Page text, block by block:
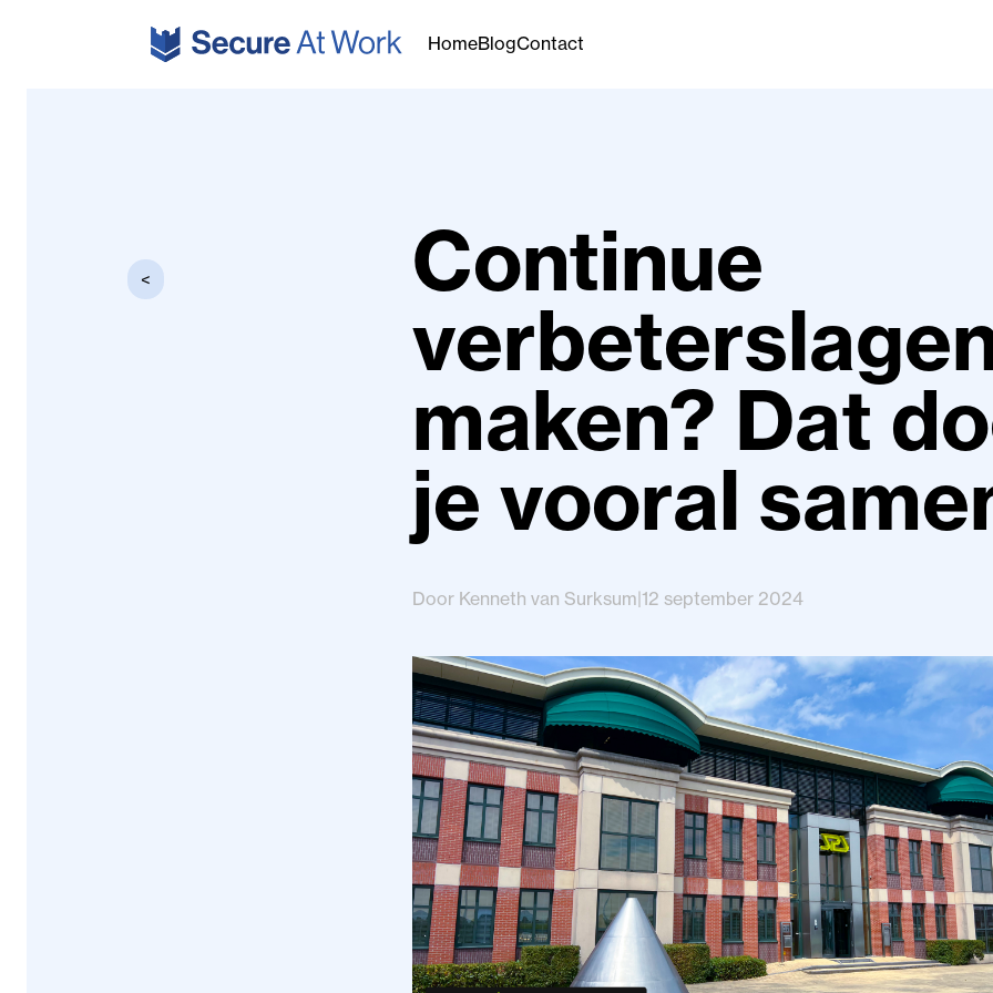
HomeBlogContact
< Continue
maken? Dat
je vooral
Door Kenneth van Surksum 12 september 2024